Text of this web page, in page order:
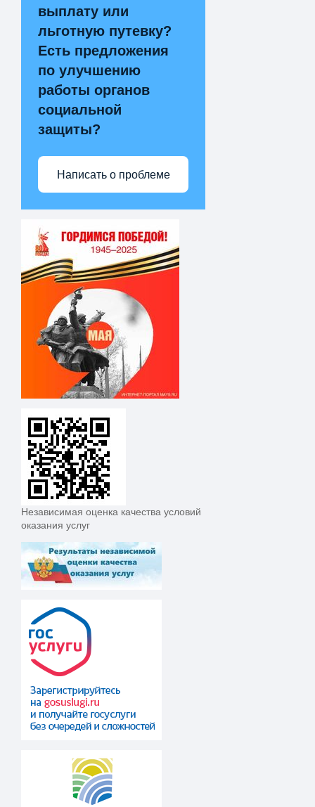
выплату или
льготную путевку?
Есть предложения
по улучшению
работы органов
социальной
защиты?
Написать о проблеме
Независимая оценка качества условий
оказания услуг